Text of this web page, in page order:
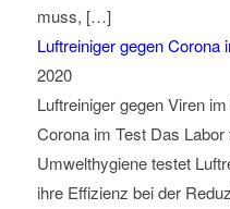
muss, […]
Luftreiniger gegen Corona
2020
Luftreiniger gegen Viren
Corona im Test Das
Umwelthygiene testet
ihre Effizienz bei der